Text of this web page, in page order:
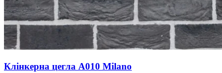
Клінкерна цегла A010 Milano